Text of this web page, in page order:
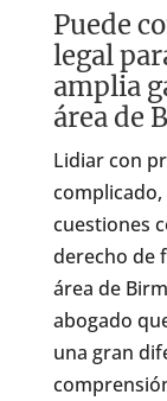
Puede
legal
amplia
área de
Lidiar con
cuestiones
derecho de
área de
abogado
una gran